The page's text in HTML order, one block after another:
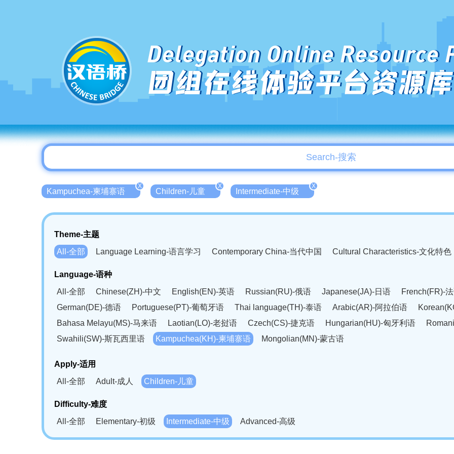
Delegation Online Resource
团组在线体验平台资源库
Kampuchea-柬埔寨语
X
Children-儿童
X
Intermediate-中级
X
Theme-主题
All-全部
Language Learning-语言学习 Contemporary China-当代中国 Cultural Characteristics-文化特色
Language-语种
All-全部
Chinese(ZH)-中文 English(EN)-英语 Russian(RU)-俄语 Japanese(JA)-日语
French(FR)-
German(DE)-德语
Portuguese(PT)-葡萄牙语 Thai language(TH)-泰语 Arabic(AR)-阿拉伯语
Bahasa Melayu(MS)-马来语
Laotian(LO)-老挝语 Czech(CS)-捷克语 Hungarian(HU)-匈牙利语
Swahili(SW)-斯瓦西里语
Kampuchea(KH)-柬埔寨语 Mongolian(MN)-蒙古语
Apply-适用
All-全部
Adult-成人 Children-儿童
Difficulty-难度
All-全部
Elementary-初级 Intermediate-中级 Advanced-高级